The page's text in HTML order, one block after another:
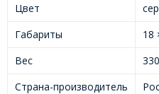
Цвет
Габариты
18
Вес
Страна-производитель